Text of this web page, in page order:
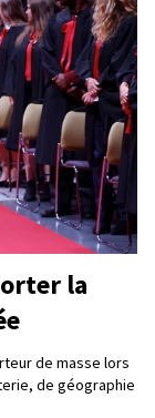
la
de masse lors
de géographie